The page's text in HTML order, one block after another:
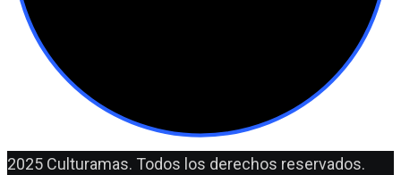
2025 Culturamas. Todos los derechos reservados.